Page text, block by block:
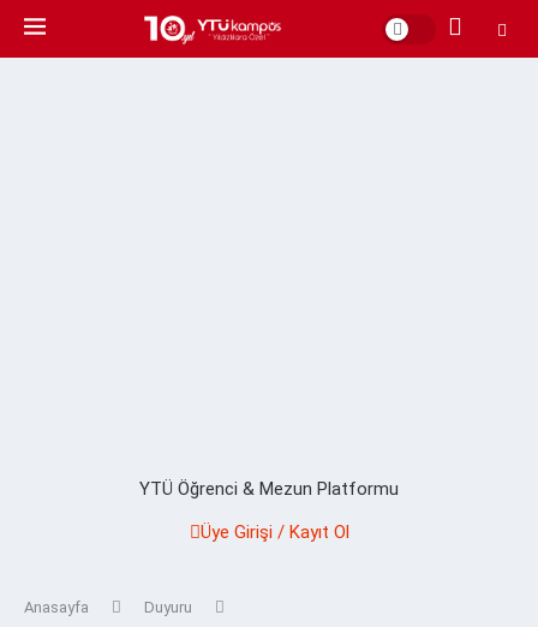
YTÜ Öğrenci & Mezun Platformu
Üye Girişi / Kayıt Ol
Anasayfa Duyuru